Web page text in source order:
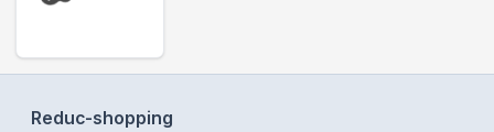
Reduc-shopping